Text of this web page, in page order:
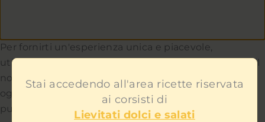
Per fornirti un'esperienza unica e piacevole,
utilizziamo i cookie per capire e aiutarci a migliorare il
nostro sito e servizio. Teniamo a cuore la privacy di
ogni utente e non ti mostreremo contenuti
pubblicitari fastidiosi.
Stai accedendo all'area ricette riservata
ai corsisti di
Lievitati dolci e salati